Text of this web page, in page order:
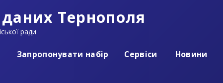
Тернополя
ради
Запропонувати набір Сервіси Новини